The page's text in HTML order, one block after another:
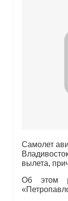
Cамолет
вылета,
Об этом